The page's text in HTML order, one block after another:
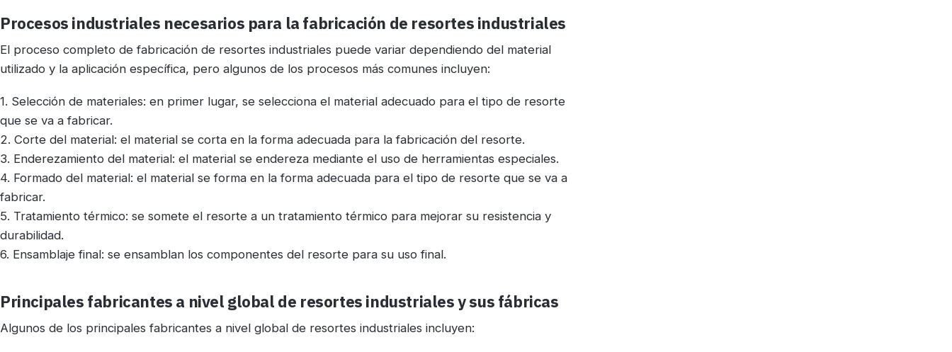
Procesos industriales necesarios para la fabricación de resortes industriales
El proceso completo de fabricación de resortes industriales puede variar dependiendo del material
utilizado y la aplicación específica, pero algunos de los procesos más comunes incluyen:
1. Selección de materiales: en primer lugar, se selecciona el material adecuado para el tipo de resorte
que se va a fabricar.
2. Corte del material: el material se corta en la forma adecuada para la fabricación del resorte.
3. Enderezamiento del material: el material se endereza mediante el uso de herramientas especiales.
4. Formado del material: el material se forma en la forma adecuada para el tipo de resorte que se va a
fabricar.
5. Tratamiento térmico: se somete el resorte a un tratamiento térmico para mejorar su resistencia y
durabilidad.
6. Ensamblaje final: se ensamblan los componentes del resorte para su uso final.
Principales fabricantes a nivel global de resortes industriales y sus fábricas
Algunos de los principales fabricantes a nivel global de resortes industriales incluyen: